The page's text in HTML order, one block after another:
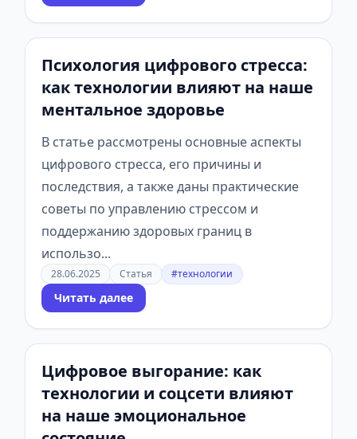
Психология цифрового стресса:
как технологии влияют на наше
ментальное здоровье
В статье рассмотрены основные аспекты
цифрового стресса, его причины и
последствия, а также даны практические
советы по управлению стрессом и
поддержанию здоровых границ в
использо...
28.06.2025 Статья #технологии
Читать далее
Цифровое выгорание: как
технологии и соцсети влияют
на наше эмоциональное